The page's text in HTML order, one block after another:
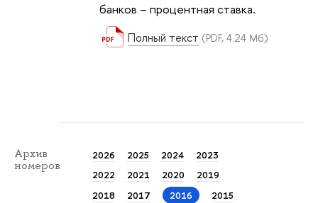
банков – процентная ставка.
Полный текст (PDF, 4.24 Мб)
Архив
номеров
2026 2025 2024
2023
2022
2021 2020
2019
2018
2017 2016
2015